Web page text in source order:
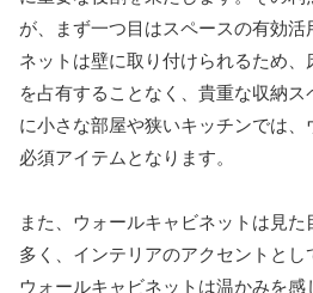
が、まず一つ目はスペースの有効
ネットは壁に取り付けられるため、
を占有することなく、貴重な収納
に小さな部屋や狭いキッチンでは
必須アイテムとなります。
また、ウォールキャビネットは見
多く、インテリアのアクセントと
ウォールキャビネットは温かみを感